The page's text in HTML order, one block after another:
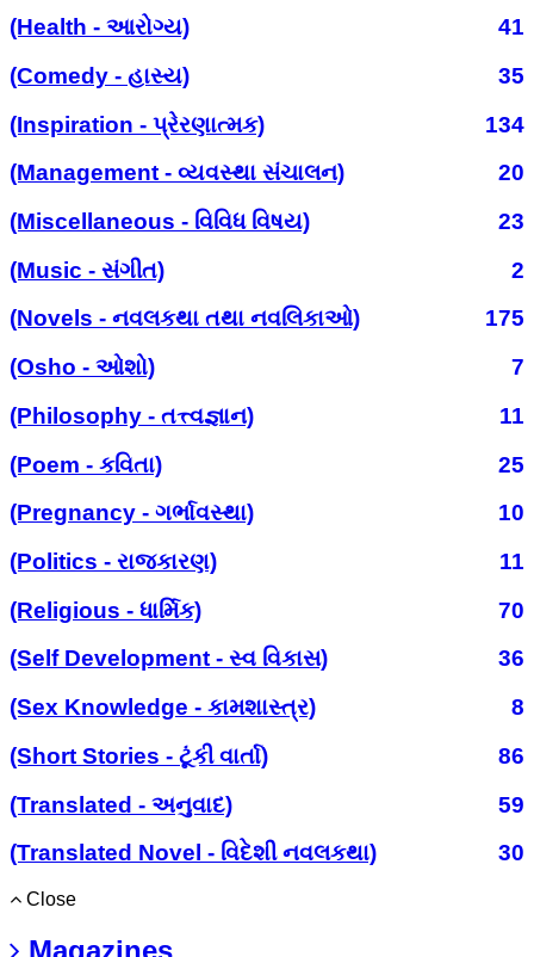
(Health - આરોગ્ય)
41
(Comedy - હાસ્ય)
35
(Inspiration - પ્રેરણાત્મક)
134
(Management - વ્યવસ્થા સંચાલન)
20
(Miscellaneous - વિવિધ વિષય)
23
(Music - સંગીત)
2
(Novels - નવલકથા તથા નવલિકાઓ)
175
(Osho - ઓશો)
7
(Philosophy - તત્ત્વજ્ઞાન)
11
(Poem - કવિતા)
25
(Pregnancy - ગર્ભાવસ્થા)
10
(Politics - રાજકારણ)
11
(Religious - ધાર્મિક)
70
(Self Development - સ્વ વિકાસ)
36
(Sex Knowledge - કામશાસ્ત્ર)
8
(Short Stories - ટૂંકી વાર્તા)
86
(Translated - અનુવાદ)
59
(Translated Novel - વિદેશી નવલકથા)
30
Close
Magazines